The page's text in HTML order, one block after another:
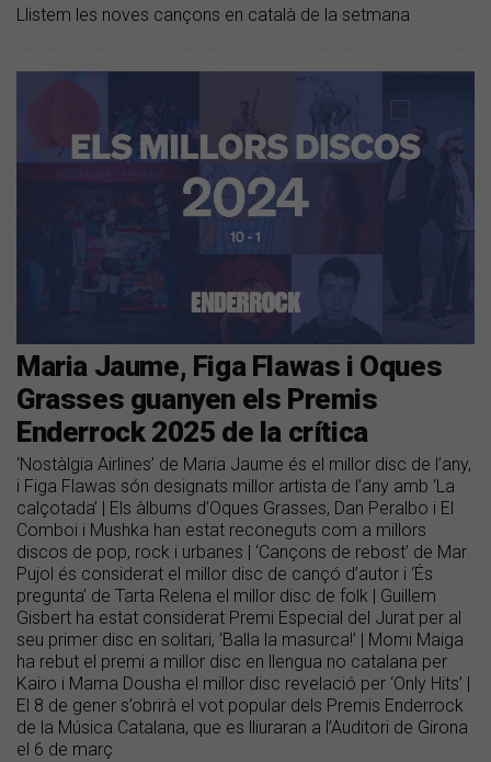
Llistem les noves cançons en català de la setmana
Maria Jaume, Figa Flawas i Oques
Grasses guanyen els Premis
Enderrock 2025 de la crítica
‘Nostàlgia Airlines’ de Maria Jaume és el millor disc de l’any,
i Figa Flawas són designats millor artista de l’any amb ‘La
calçotada’ | Els àlbums d’Oques Grasses, Dan Peralbo i El
Comboi i Mushka han estat reconeguts com a millors
discos de pop, rock i urbanes | ‘Cançons de rebost’ de Mar
Pujol és considerat el millor disc de cançó d’autor i ‘És
pregunta’ de Tarta Relena el millor disc de folk | Guillem
Gisbert ha estat considerat Premi Especial del Jurat per al
seu primer disc en solitari, ‘Balla la masurca!’ | Momi Maiga
ha rebut el premi a millor disc en llengua no catalana per
Kairo i Mama Dousha el millor disc revelació per ‘Only Hits’ |
El 8 de gener s’obrirà el vot popular dels Premis Enderrock
de la Música Catalana, que es lliuraran a l’Auditori de Girona
el 6 de març